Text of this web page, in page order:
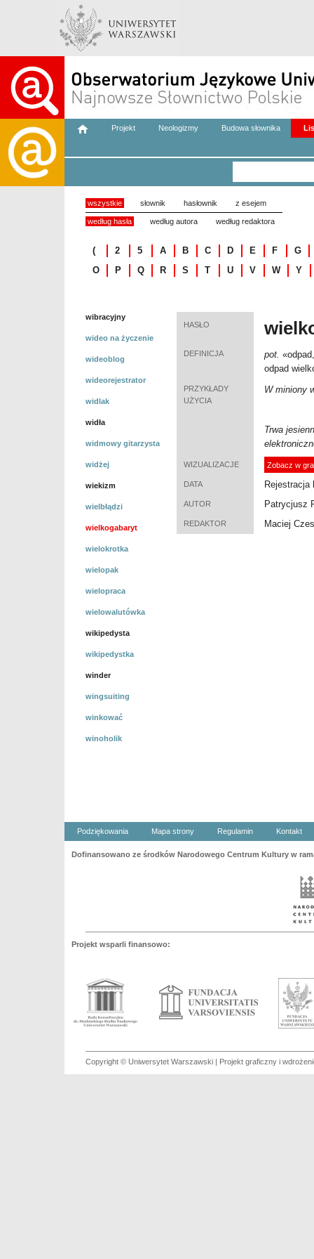
Projekt Neologizmy Budowa słownika
wszystkie słownik hasłownik z esejem
według hasła według autora według redaktora
( 2 5 A B C D E F
G
O
P Q R S T U V W Y
wibracyjny
wideo na życzenie
wideoblog
wideorejestrator
widlak
widła
widmowy gitarzysta
widżej
wiekizm
wielbłądzi
wielkogabaryt
wielokrotka
wielopak
wielopraca
wielowalutówka
wikipedysta
wikipedystka
winder
wingsuiting
winkować
winoholik
HASŁO
DEFINICJA pot. «
odpad
PRZYKŁADY
UŻYCIA
W miniony
Trwa
WIZUALIZACJE Zobacz w
DATA Rejestracja
AUTOR Patrycjusz
REDAKTOR Maciej
Podziękowania Mapa strony Regulamin Kontakt
Dofinansowano ze środków Narodowego Centrum Kultury w
Projekt wsparli finansowo:
Copyright © Uniwersytet Warszawski | Projekt graficzny i